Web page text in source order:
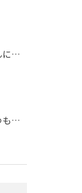
静岡市の皆様、こんにちは！
静岡市の皆様、いつも大変お世話になっております。